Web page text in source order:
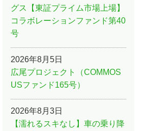
グス【東証プライム市場上場】
コラボレーションファンド第40
号
2026年8月5日
広尾プロジェクト（COMMOS
USファンド165号）
2026年8月3日
【濡れるスキなし】車の乗り降